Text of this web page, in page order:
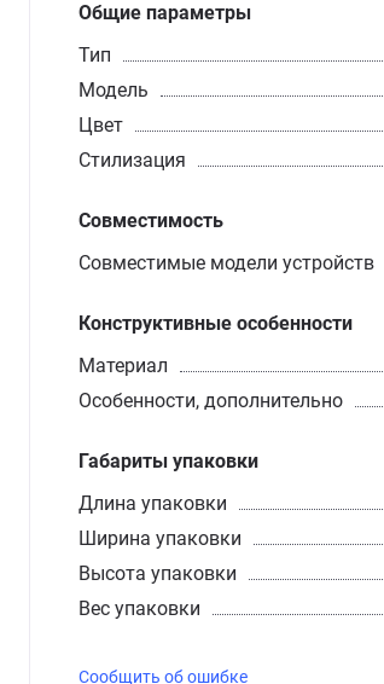
Общие параметры
Тип
Модель
Цвет
Стилизация
Совместимость
Совместимые модели устройств
Конструктивные особенности
Материал
Особенности, дополнительно
Габариты упаковки
Длина упаковки
Ширина упаковки
Высота упаковки
Вес упаковки
Сообщить об ошибке